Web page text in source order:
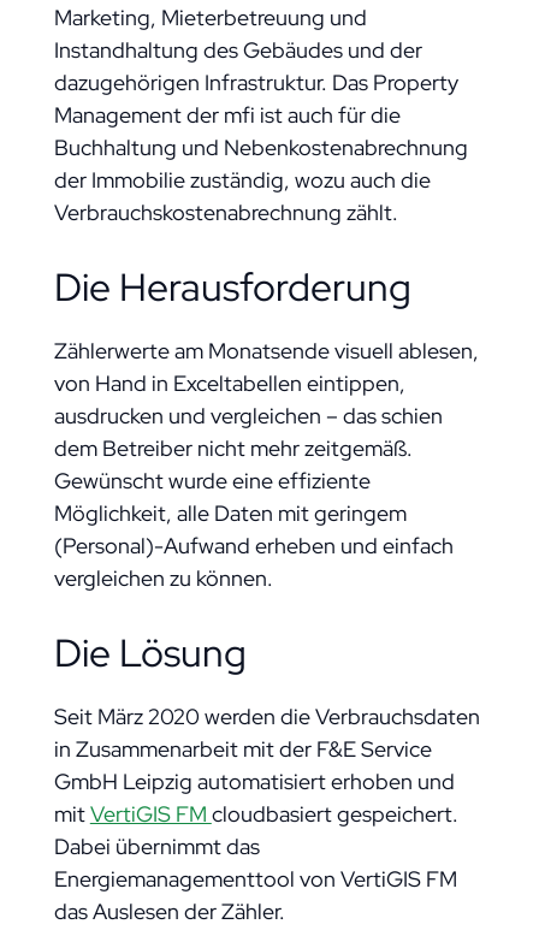
Marketing, Mieterbetreuung und
Instandhaltung des Gebäudes und der
dazugehörigen Infrastruktur. Das Property
Management der mfi ist auch für die
Buchhaltung und Nebenkostenabrechnung
der Immobilie zuständig, wozu auch die
Verbrauchskostenabrechnung zählt.
Die Herausforderung
Zählerwerte am Monatsende visuell ablesen,
von Hand in Exceltabellen eintippen,
ausdrucken und vergleichen – das schien
dem Betreiber nicht mehr zeitgemäß.
Gewünscht wurde eine effiziente
Möglichkeit, alle Daten mit geringem
(Personal)-Aufwand erheben und einfach
vergleichen zu können.
Die Lösung
Seit März 2020 werden die Verbrauchsdaten
in Zusammenarbeit mit der F&E Service
GmbH Leipzig automatisiert erhoben und
mitVertiGIS FM cloudbasiert gespeichert.
Dabei übernimmt das
Energiemanagementtool von VertiGIS FM
das Auslesen der Zähler.